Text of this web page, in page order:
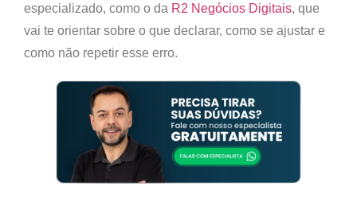
especializado, como o da R2 Negócios Digitais, que
vai te orientar sobre o que declarar, como se ajustar e
como não repetir esse erro.